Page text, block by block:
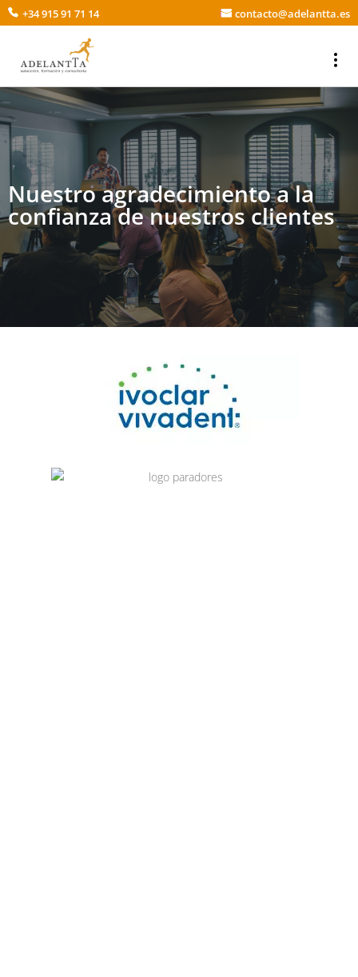
+34 915 91 71 14 contacto@adelantta.es
Nuestro agradecimiento a la
confianza de nuestros clientes